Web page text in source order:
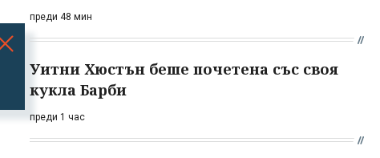
преди 48 мин
Уитни Хюстън беше почетена със своя
кукла Барби
преди 1 час